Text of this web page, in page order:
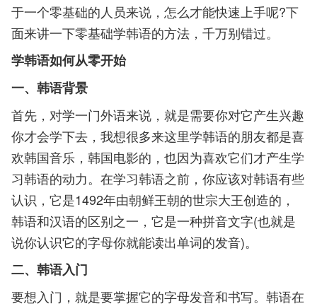
于一个零基础的人员来说，怎么才能快速上手呢?下
面来讲一下零基础学韩语的方法，千万别错过。
学韩语如何从零开始
一、韩语背景
首先，对学一门外语来说，就是需要你对它产生兴趣
你才会学下去，我想很多来这里学韩语的朋友都是喜
欢韩国音乐，韩国电影的，也因为喜欢它们才产生学
习韩语的动力。在学习韩语之前，你应该对韩语有些
认识，它是1492年由朝鲜王朝的世宗大王创造的，
韩语和汉语的区别之一，它是一种拼音文字(也就是
说你认识它的字母你就能读出单词的发音)。
二、韩语入门
要想入门，就是要掌握它的字母发音和书写。韩语在